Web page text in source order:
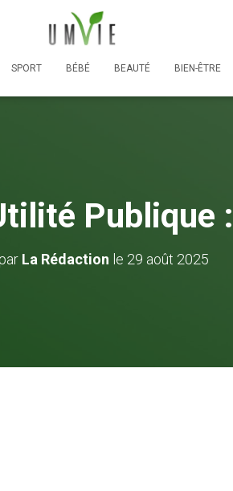
SPORT BÉBÉ BEAUTÉ BIEN-ÊTRE
Publique
La Rédaction le 29 août 2025